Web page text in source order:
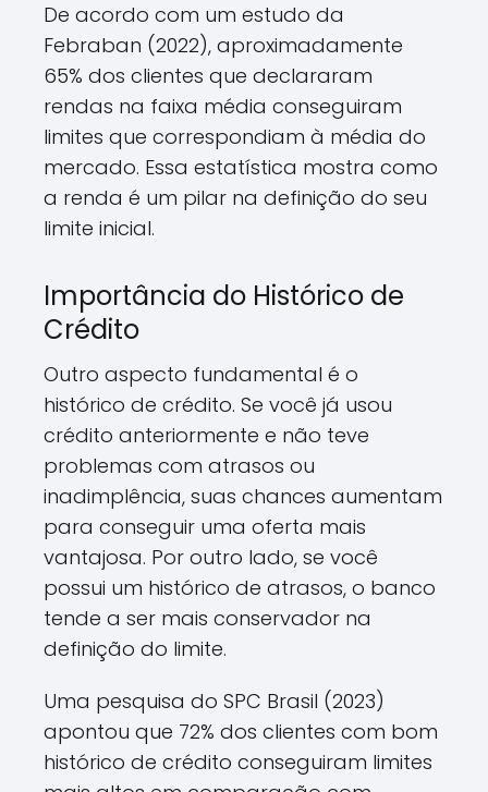
De acordo com um estudo da
Febraban (2022), aproximadamente
65% dos clientes que declararam
rendas na faixa média conseguiram
limites que correspondiam à média do
mercado. Essa estatística mostra como
a renda é um pilar na definição do seu
limite inicial.
Importância do Histórico de
Crédito
Outro aspecto fundamental é o
histórico de crédito. Se você já usou
crédito anteriormente e não teve
problemas com atrasos ou
inadimplência, suas chances aumentam
para conseguir uma oferta mais
vantajosa. Por outro lado, se você
possui um histórico de atrasos, o banco
tende a ser mais conservador na
definição do limite.
Uma pesquisa do SPC Brasil (2023)
apontou que 72% dos clientes com bom
histórico de crédito conseguiram limites